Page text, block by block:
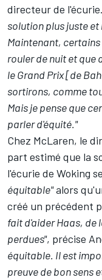
directeur de l'écurie.
solution plus juste
Maintenant,
rouler de nuit et que
le Grand Prix [de
sortirons, comme
Mais je pense que
parler d'équité."
Chez McLaren, le
part estimé que la
l'écurie de Woking
équitable"alors
créé un précédent
fait d'aider Haas, de
perdues", précise
équitable. Il est
preuve de bon sens